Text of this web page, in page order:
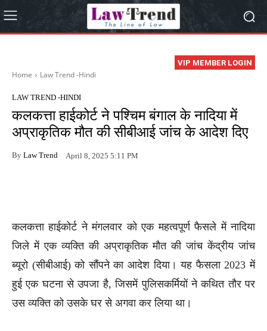
VIP MEMBER LOGIN
Home Law Trend -Hindi
LAW TREND -HINDI
कलकत्ता हाईकोर्ट ने पश्चिम बंगाल के नादिया में
अप्राकृतिक मौत की सीबीआई जांच के आदेश दिए
By Law Trend April 8, 2025 5:11 PM
कलकत्ता हाईकोर्ट ने मंगलवार को एक महत्वपूर्ण फैसले में नादिया
जिले में एक व्यक्ति की अप्राकृतिक मौत की जांच केंद्रीय जांच
ब्यूरो (सीबीआई) को सौंपने का आदेश दिया। यह फैसला 2023 में
हुई एक घटना से उपजा है, जिसमें पुलिसकर्मियों ने कथित तौर पर
उस व्यक्ति को उसके घर से अगवा कर लिया था।